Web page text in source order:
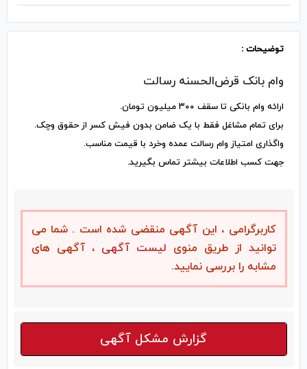
توضیحات :
وام بانک قرض‌الحسنه رسالت
ارائه وام بانکی تا سقف ۳۰۰ میلیون تومان.
برای تمام مشاغل فقط با یک ضامن بدون فیش کسر از حقوق وچک.
واگذاری امتیاز وام رسالت عمده وخرد با قیمت مناسب.
جهت کسب اطلاعات بیشتر تماس بگیرید.
کاربرگرامی ، این آگهی منقضی شده است . شما می
توانید از طریق منوی لیست آگهی، آگهی های
مشابه را بررسی نمایید.
گزارش مشکل آگهی